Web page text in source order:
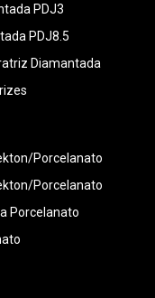
PDJ3
PDJ8.5
Diamantada
Porcelanato
Porcelanato
Porcelanato